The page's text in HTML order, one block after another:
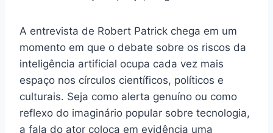
A entrevista de Robert Patrick chega em um
momento em que o debate sobre os riscos da
inteligência artificial ocupa cada vez mais
espaço nos círculos científicos, políticos e
culturais. Seja como alerta genuíno ou como
reflexo do imaginário popular sobre tecnologia,
a fala do ator coloca em evidência uma